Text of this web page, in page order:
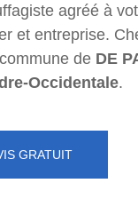
agréé à
et entreprise.
de DE
Occidentale.
GRATUIT